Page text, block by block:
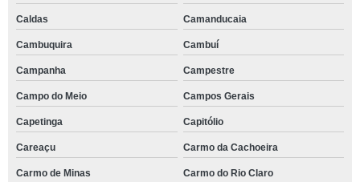
Caldas Camanducaia
Cambuquira Cambuí
Campanha Campestre
Campo do Meio Campos Gerais
Capetinga Capitólio
Careaçu Carmo da Cachoeira
Carmo de Minas Carmo do Rio Claro